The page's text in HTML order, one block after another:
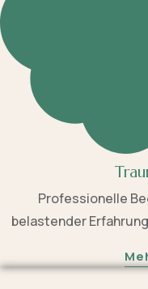
Professionelle
belastender